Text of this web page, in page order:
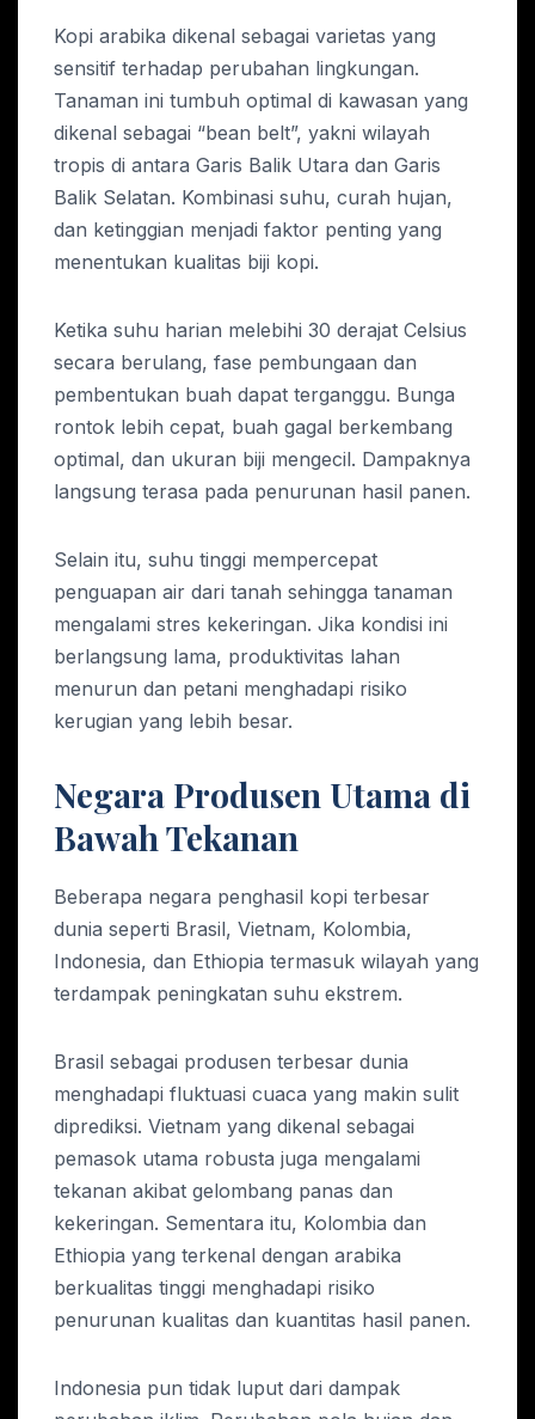
Kopi arabika dikenal sebagai varietas yang
sensitif terhadap perubahan lingkungan.
Tanaman ini tumbuh optimal di kawasan yang
dikenal sebagai “bean belt”, yakni wilayah
tropis di antara Garis Balik Utara dan Garis
Balik Selatan. Kombinasi suhu, curah hujan,
dan ketinggian menjadi faktor penting yang
menentukan kualitas biji kopi.
Ketika suhu harian melebihi 30 derajat Celsius
secara berulang, fase pembungaan dan
pembentukan buah dapat terganggu. Bunga
rontok lebih cepat, buah gagal berkembang
optimal, dan ukuran biji mengecil. Dampaknya
langsung terasa pada penurunan hasil panen.
Selain itu, suhu tinggi mempercepat
penguapan air dari tanah sehingga tanaman
mengalami stres kekeringan. Jika kondisi ini
berlangsung lama, produktivitas lahan
menurun dan petani menghadapi risiko
kerugian yang lebih besar.
Negara Produsen Utama di
Bawah Tekanan
Beberapa negara penghasil kopi terbesar
dunia seperti Brasil, Vietnam, Kolombia,
Indonesia, dan Ethiopia termasuk wilayah yang
terdampak peningkatan suhu ekstrem.
Brasil sebagai produsen terbesar dunia
menghadapi fluktuasi cuaca yang makin sulit
diprediksi. Vietnam yang dikenal sebagai
pemasok utama robusta juga mengalami
tekanan akibat gelombang panas dan
kekeringan. Sementara itu, Kolombia dan
Ethiopia yang terkenal dengan arabika
berkualitas tinggi menghadapi risiko
penurunan kualitas dan kuantitas hasil panen.
Indonesia pun tidak luput dari dampak